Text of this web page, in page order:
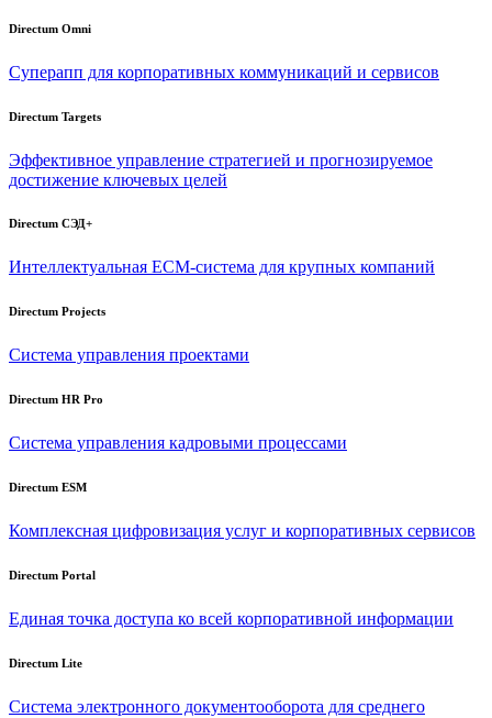
Directum Omni
Суперапп для корпоративных коммуникаций и сервисов
Directum Targets
Эффективное управление стратегией и прогнозируемое
достижение ключевых целей
Directum СЭД+
Интеллектуальная ECM-система для крупных компаний
Directum Projects
Система управления проектами
Directum HR Pro
Система управления кадровыми процессами
Directum ESM
Комплексная цифровизация услуг и корпоративных сервисов
Directum Portal
Единая точка доступа ко всей корпоративной информации
Directum Lite
Система электронного документооборота для среднего